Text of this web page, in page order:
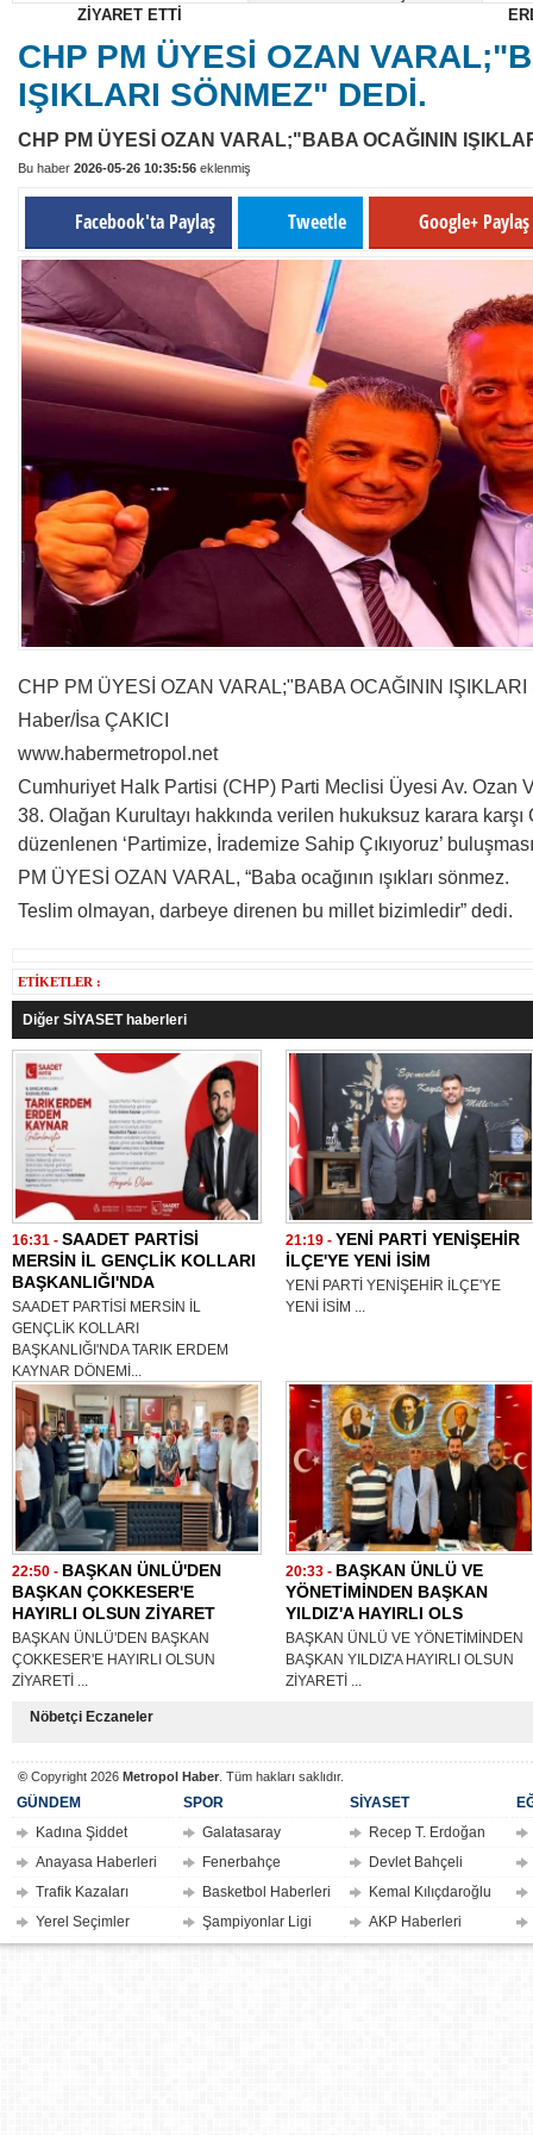
22:50
BAŞKAN ÜNLÜ'DEN BAŞKAN ÇOKKESER'E HAYIRLI
20:33 BAŞKAN ÜNLÜ VE YÖNETİMİNDEN BAŞKAN
ZİYARET ETTİ
CHP PM ÜYESİ OZAN
IŞIKLARI SÖNMEZ" DEDİ.
CHP PM ÜYESİ OZAN VARAL;"BABA OCAĞININ
Bu haber 2026-05-26 10:35:56 eklenmiş
Facebook'ta Paylaş Tweetle Google+ Paylaş
CHP PM ÜYESİ OZAN VARAL;"BABA OCAĞININ
Haber/İsa ÇAKICI
www.habermetropol.net
Cumhuriyet Halk Partisi (CHP) Parti Meclisi Üyesi Av. Ozan
38. Olağan Kurultayı hakkında verilen hukuksuz karara
düzenlenen ‘Partimize, İrademize Sahip Çıkıyoruz’
PM ÜYESİ OZAN VARAL, “Baba ocağının ışıkları sönmez.
Teslim olmayan, darbeye direnen bu millet bizimledir” dedi.
ETİKETLER :
Diğer SİYASET haberleri
16:31 - SAADET PARTİSİ
MERSİN İL GENÇLİK KOLLARI
BAŞKANLIĞI'NDA
SAADET PARTİSİ MERSİN İL
GENÇLİK KOLLARI
BAŞKANLIĞI'NDA TARIK ERDEM
KAYNAR DÖNEMİ...
21:19 - YENİ PARTİ YENİŞEHİR
İLÇE'YE YENİ İSİM
YENİ PARTİ YENİŞEHİR İLÇE'YE
YENİ İSİM ...
22:50 - BAŞKAN ÜNLÜ'DEN
BAŞKAN ÇOKKESER'E
HAYIRLI OLSUN ZİYARET
BAŞKAN ÜNLÜ'DEN BAŞKAN
ÇOKKESER'E HAYIRLI OLSUN
ZİYARETİ ...
20:33 - BAŞKAN ÜNLÜ VE
YÖNETİMİNDEN BAŞKAN
YILDIZ'A HAYIRLI OLS
BAŞKAN ÜNLÜ VE YÖNETİMİNDEN
BAŞKAN YILDIZ'A HAYIRLI OLSUN
ZİYARETİ ...
Nöbetçi Eczaneler
© Copyright 2026 Metropol Haber . Tüm hakları saklıdır.
GÜNDEM
Kadına Şiddet
Anayasa Haberleri
Trafik Kazaları
Yerel Seçimler
SPOR
Galatasaray
Fenerbahçe
Basketbol Haberleri
Şampiyonlar Ligi
SİYASET
Recep T. Erdoğan
Devlet Bahçeli
Kemal Kılıçdaroğlu
AKP Haberleri